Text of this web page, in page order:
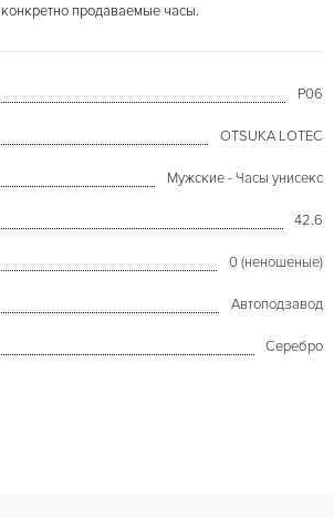
продаваемые часы.
P06
OTSUKA LOTEC
Мужские - Часы унисекс
42.6
0 (неношеные)
Автоподзавод
Серебро